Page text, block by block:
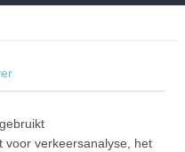
voor verkeersanalyse, het